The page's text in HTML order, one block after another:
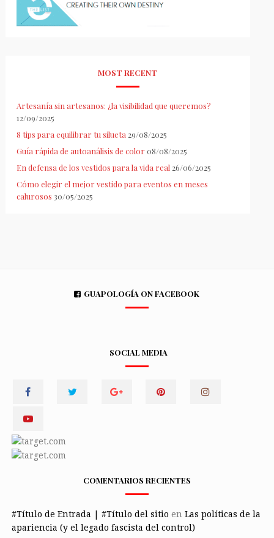
MOST RECENT
Artesanía sin artesanos: ¿la visibilidad que queremos?
12/09/2025
8 tips para equilibrar tu silueta 29/08/2025
Guía rápida de autoanálisis de color 08/08/2025
En defensa de los vestidos para la vida real 26/06/2025
Cómo elegir el mejor vestido para eventos en meses
calurosos 30/05/2025
GUAPOLOGÍA ON FACEBOOK
SOCIAL MEDIA
COMENTARIOS RECIENTES
#Título de Entrada | #Título del sitio en Las políticas de la
apariencia (y el legado fascista del control)